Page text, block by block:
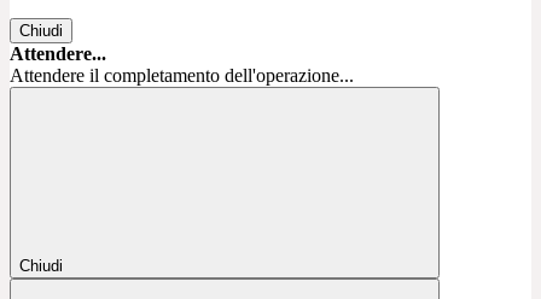
Chiudi
Attendere...
Attendere il completamento dell'operazione...
Chiudi